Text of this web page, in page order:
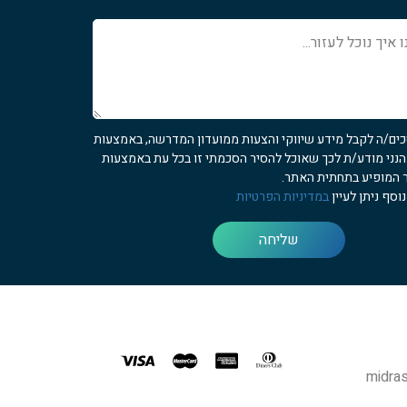
ה לקבל מידע שיווקי והצעות ממועדון המדרשה, באמצעות
מודע/ת לכך שאוכל להסיר הסכמתי זו בכל עת באמצעות
המופיע בתחתית האתר.
ניתן לעייןבמדיניות הפרטיות
שליחה